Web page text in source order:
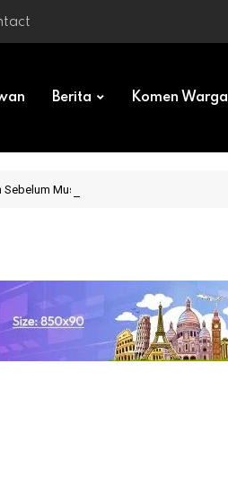
Berita Komen Warga
Musyawarah Tuntas